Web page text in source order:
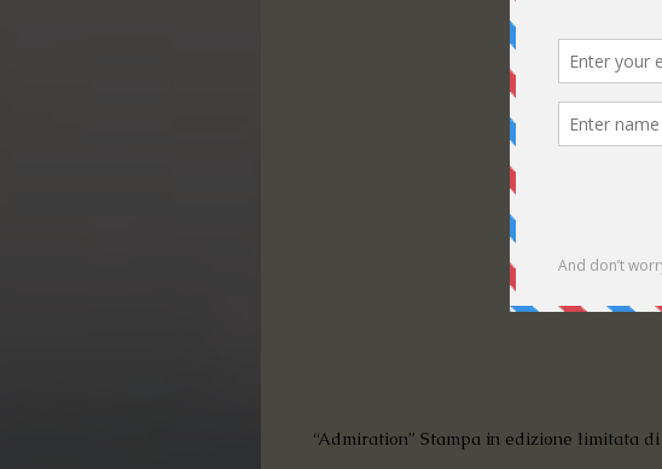
“Admiration” Stampa in edizione limitata